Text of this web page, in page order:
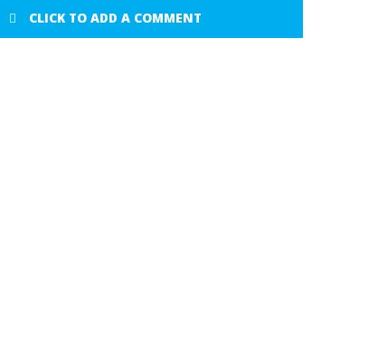
CLICK TO ADD A COMMENT